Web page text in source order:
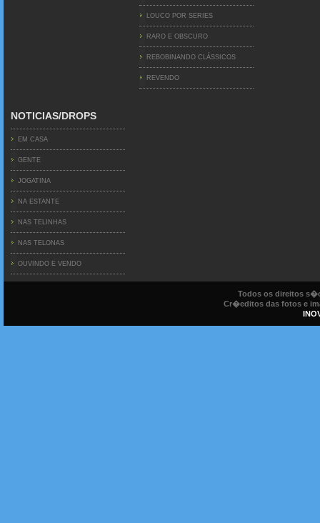
LOUCO POR SERIES
RARO E OBSCURO
REBOBINANDO CLÁSSICOS
REVENDO
NOTICIAS/DROPS
EM CASA
GENTE
JOGATINA
NA ESTANTE
NAS TELINHAS
NAS TELONAS
OUVINDO E VENDO
Todos os direitos
Cr�editos das fotos e